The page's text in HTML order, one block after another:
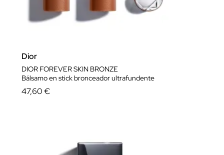
Dior
DIOR FOREVER SKIN BRONZE
Bálsamo en stick bronceador ultrafundente
47,60 €